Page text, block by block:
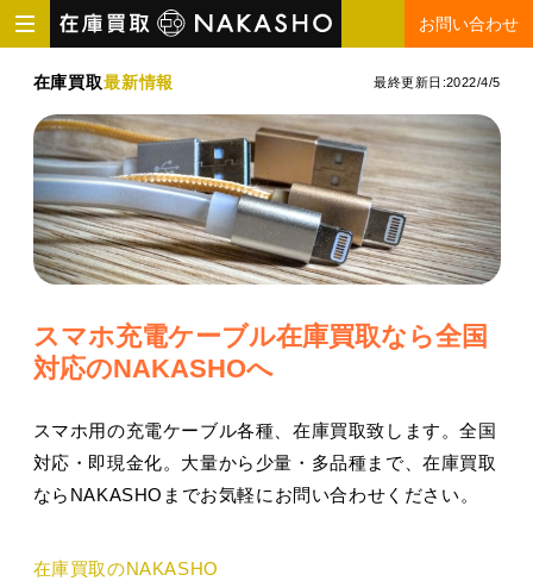
お問い合わせ
在庫買取最新情報 最終更新日:2022/4/5
スマホ充電ケーブル在庫買取なら全国
対応のNAKASHOへ
スマホ用の充電ケーブル各種、在庫買取致します。全国
対応・即現金化。大量から少量・多品種まで、在庫買取
ならNAKASHOまでお気軽にお問い合わせください。
在庫買取のNAKASHO